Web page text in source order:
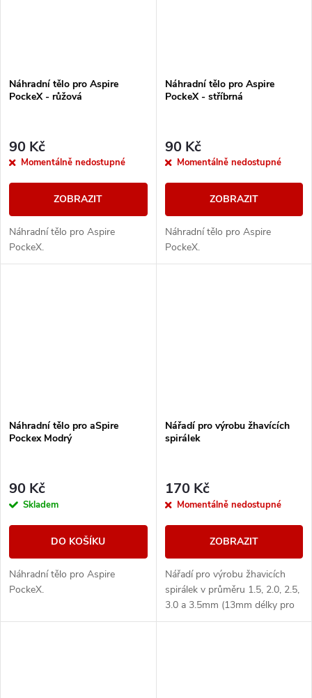
Náhradní tělo pro Aspire
PockeX - růžová
90 Kč
Momentálně nedostupné
ZOBRAZIT
Náhradní tělo pro Aspire
PockeX.
Náhradní tělo pro Aspire
PockeX - stříbrná
90 Kč
Momentálně nedostupné
ZOBRAZIT
Náhradní tělo pro Aspire
PockeX.
Náhradní tělo pro aSpire
Pockex Modrý
90 Kč
Skladem
DO KOŠÍKU
Náhradní tělo pro Aspire
PockeX.
Nářadí pro výrobu žhavících
spirálek
170 Kč
Momentálně nedostupné
ZOBRAZIT
Nářadí pro výrobu žhavicích
spirálek v průměru 1.5, 2.0, 2.5,
3.0 a 3.5mm (13mm délky pro
každou velikost).